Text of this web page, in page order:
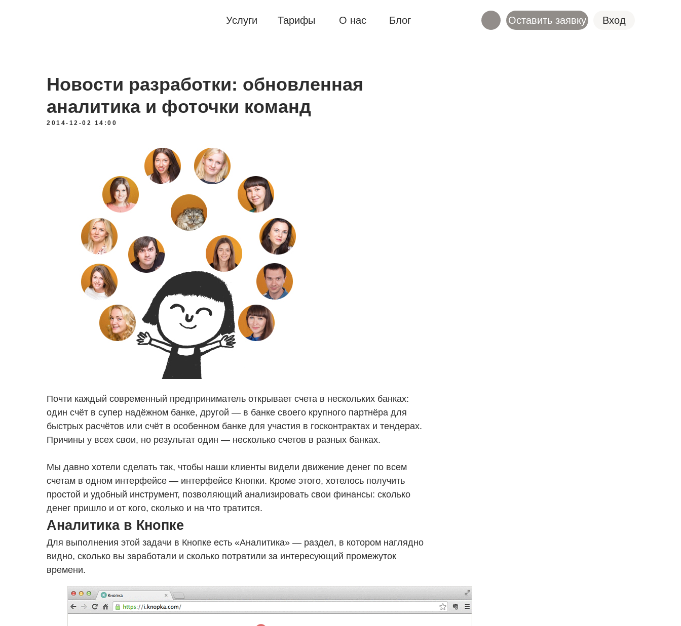
Вход
Оставить заявку
Услуги Тарифы О нас Блог
Новости разработки: обновленная
аналитика и фоточки команд
2014-12-02 14:00
Почти каждый современный предприниматель открывает счета в нескольких банках:
один счёт в супер надёжном банке, другой — в банке своего крупного партнёра для
быстрых расчётов или счёт в особенном банке для участия в госконтрактах и тендерах.
Причины у всех свои, но результат один — несколько счетов в разных банках.
Мы давно хотели сделать так, чтобы наши клиенты видели движение денег по всем
счетам в одном интерфейсе — интерфейсе Кнопки. Кроме этого, хотелось получить
простой и удобный инструмент, позволяющий анализировать свои финансы: сколько
денег пришло и от кого, сколько и на что тратится.
Аналитика в Кнопке
Для выполнения этой задачи в Кнопке есть «Аналитика» — раздел, в котором наглядно
видно, сколько вы заработали и сколько потратили за интересующий промежуток
времени.